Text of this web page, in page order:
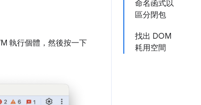
命名函式以
區分閉包
找出 DOM
耗用空間
執行個體，然後按一下